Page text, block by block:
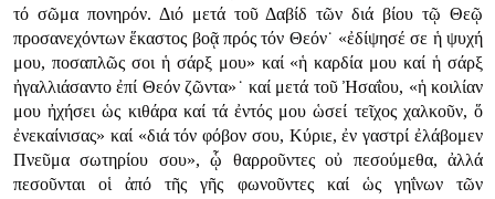
τό σῶμα πονηρόν. Διό μετά τοῦ Δαβίδ τῶν διά βίου τῷ Θεῷ
προσανεχόντων ἕκαστος βοᾷ πρός τόν Θεόν˙ «ἐδίψησέ σε ἡ ψυχή
μου, ποσαπλῶς σοι ἡ σάρξ μου» καί «ἡ καρδία μου καί ἡ σάρξ
ἠγαλλιάσαντο ἐπί Θεόν ζῶντα»˙ καί μετά τοῦ Ἠσαΐου, «ἡ κοιλίαν
μου ἠχήσει ὡς κιθάρα καί τά ἐντός μου ὡσεί τεῖχος χαλκοῦν, ὅ
ἐνεκαίνισας» καί «διά τόν φόβον σου, Κύριε, ἐν γαστρί ἐλάβομεν
Πνεῦμα σωτηρίου σου», ᾧ θαρροῦντες οὐ πεσούμεθα, ἀλλά
πεσοῦνται οἱ ἀπό τῆς γῆς φωνοῦντες καί ὡς γηΐνων τῶν